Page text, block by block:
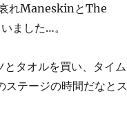
哀れManeskinとThe
ました…。
タオルを買い、タイム
テージの時間だなとス